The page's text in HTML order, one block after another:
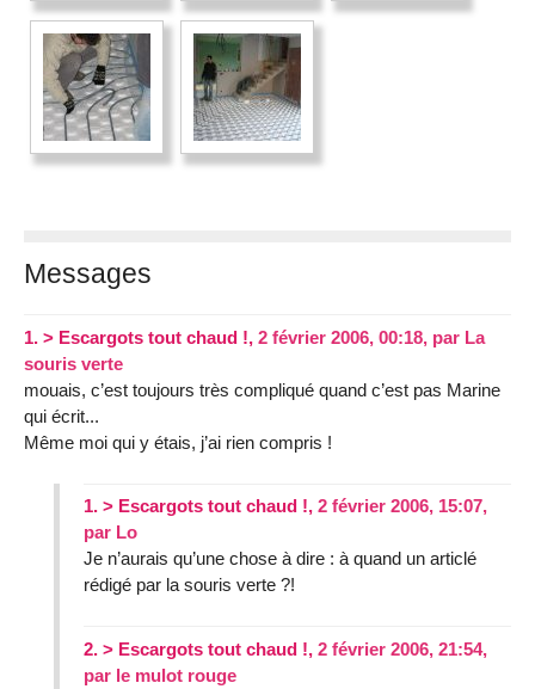
Messages
1. > Escargots tout chaud !, 2 février 2006, 00:18, par La
souris verte
mouais, c’est toujours très compliqué quand c’est pas Marine
qui écrit...
Même moi qui y étais, j’ai rien compris !
1. > Escargots tout chaud !, 2 février 2006, 15:07,
par Lo
Je n’aurais qu’une chose à dire : à quand un articlé
rédigé par la souris verte ?!
2. > Escargots tout chaud !, 2 février 2006, 21:54,
par le mulot rouge